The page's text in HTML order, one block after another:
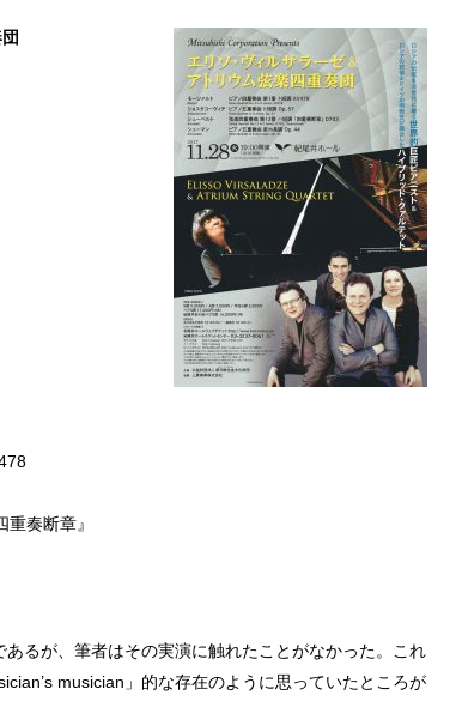
奏断章』
るが、筆者はその実演に触れたことがなかった。これ
musician」的な存在のように思っていたところが